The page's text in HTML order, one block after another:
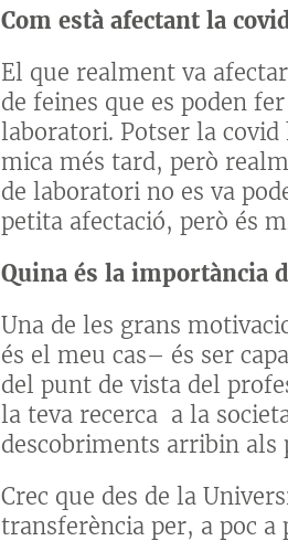
Com està afectant la
El que realment va
de feines que es poden
laboratori. Potser la
mica més tard, però
de laboratori no es va
petita afectació, però és
Quina és la importància
Una de les grans
és el meu cas– és ser
del punt de vista del
la teva recerca a la
descobriments arribin
Crec que des de la
transferència per, a poc